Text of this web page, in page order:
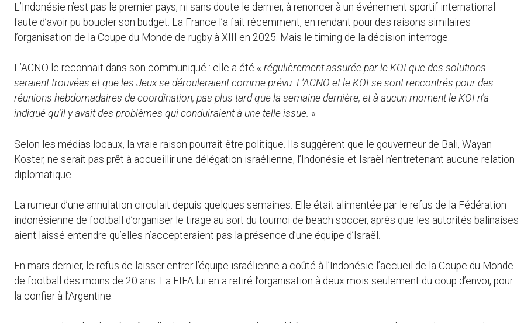
L’Indonésie n’est pas le premier pays, ni sans doute le dernier, à renoncer à un événement sportif international
faute d’avoir pu boucler son budget. La France l’a fait récemment, en rendant pour des raisons similaires
l’organisation de la Coupe du Monde de rugby à XIII en 2025. Mais le timing de la décision interroge.
L’ACNO le reconnait dans son communiqué : elle a été « régulièrement assurée par le KOI que des solutions
seraient trouvées et que les Jeux se dérouleraient comme prévu. L’ACNO et le KOI se sont rencontrés pour des
réunions hebdomadaires de coordination, pas plus tard que la semaine dernière, et à aucun moment le KOI n’a
indiqué qu’il y avait des problèmes qui conduiraient à une telle issue. »
Selon les médias locaux, la vraie raison pourrait être politique. Ils suggèrent que le gouverneur de Bali, Wayan
Koster, ne serait pas prêt à accueillir une délégation israélienne, l’Indonésie et Israël n’entretenant aucune relation
diplomatique.
La rumeur d’une annulation circulait depuis quelques semaines. Elle était alimentée par le refus de la Fédération
indonésienne de football d’organiser le tirage au sort du tournoi de beach soccer, après que les autorités balinaises
aient laissé entendre qu’elles n’accepteraient pas la présence d’une équipe d’Israël.
En mars dernier, le refus de laisser entrer l’équipe israélienne a coûté à l’Indonésie l’accueil de la Coupe du Monde
de football des moins de 20 ans. La FIFA lui en a retiré l’organisation à deux mois seulement du coup d’envoi, pour
la confier à l’Argentine.